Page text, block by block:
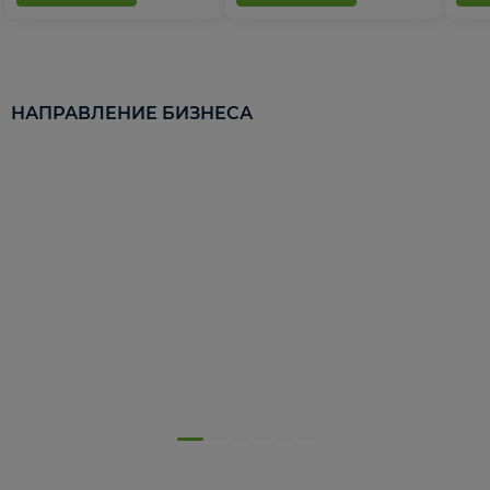
НАПРАВЛЕНИЕ БИЗНЕСА